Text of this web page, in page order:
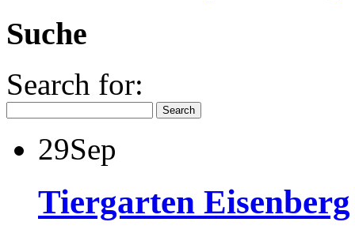
Suche
Search for:
29Sep
Tiergarten Eisenberg